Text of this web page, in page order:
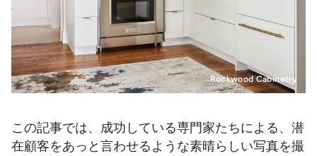
Rockwood Cabinetry
この記事では、成功している専門家たちによる、潜
在顧客をあっと言わせるような素晴らしい写真を撮